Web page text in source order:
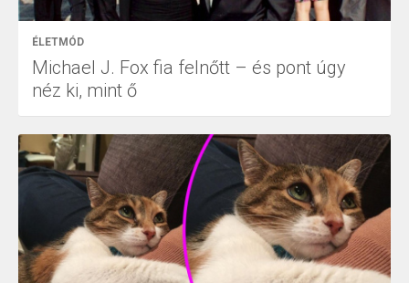
ÉLETMÓD
Michael J. Fox fia felnőtt – és pont úgy
néz ki, mint ő